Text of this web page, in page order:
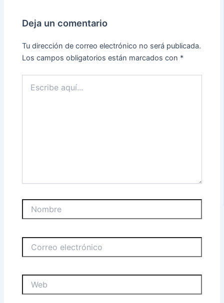
Deja un comentario
Tu dirección de correo electrónico no será publicada.
Los campos obligatorios están marcados con *
aquí...
electrónico